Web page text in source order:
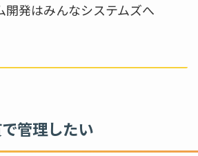
発はみんなシステムズへ
管理したい